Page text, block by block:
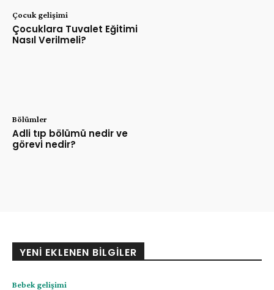
Çocuk gelişimi
Çocuklara Tuvalet Eğitimi
Nasıl Verilmeli?
Bölümler
Adli tıp bölümü nedir ve
görevi nedir?
YENI EKLENEN BILGILER
Bebek gelişimi